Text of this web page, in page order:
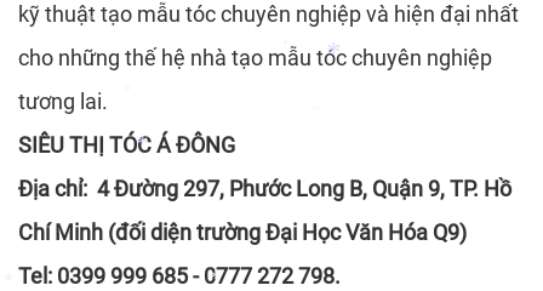
*
kỹ thuật tạo mẫu tóc chuyên nghiệp và hiện đại nhất
cho những thế hệ nhà tạo mẫu tóc chuyên nghiệp
tương lai.
SIÊU THỊ TÓC Á ĐÔNG
Địa chỉ: 4 Đường 297, Phước Long B, Quận 9, TP. Hồ
Chí Minh (đối diện trường Đại Học Văn Hóa Q9)
Tel: 0399 999 685 - 0777 272 798.